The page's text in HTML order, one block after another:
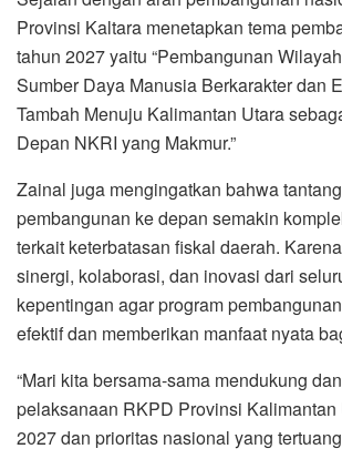
Provinsi Kaltara menetapkan tema
tahun 2027 yaitu “Pembangunan
Sumber Daya Manusia Berkarakter dan
Tambah Menuju Kalimantan Utara
Depan NKRI yang Makmur.”
Zainal juga mengingatkan bahwa
pembangunan ke depan semakin
terkait keterbatasan fiskal daerah.
sinergi, kolaborasi, dan inovasi dari
kepentingan agar program
efektif dan memberikan manfaat nyata
“Mari kita bersama-sama mendukung
pelaksanaan RKPD Provinsi Kalimantan
2027 dan prioritas nasional yang